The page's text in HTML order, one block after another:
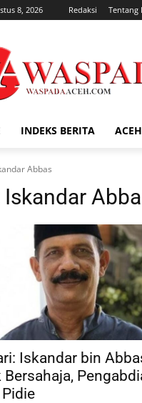
8, 2026 Redaksi Tentang
INDEKS BERITA ACEH
Abbas
Iskandar
Iskandar bin
Bersahaja,